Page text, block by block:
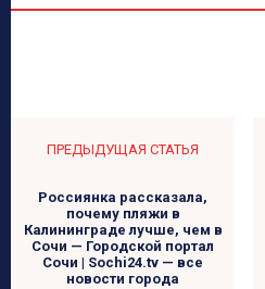
ПРЕДЫДУЩАЯ СТАТЬЯ
Россиянка рассказала,
почему пляжи в
Калининграде лучше, чем в
Сочи — Городской портал
Сочи | Sochi24.tv — все
новости города